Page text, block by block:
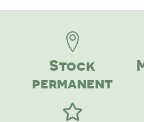
Stock
permanent